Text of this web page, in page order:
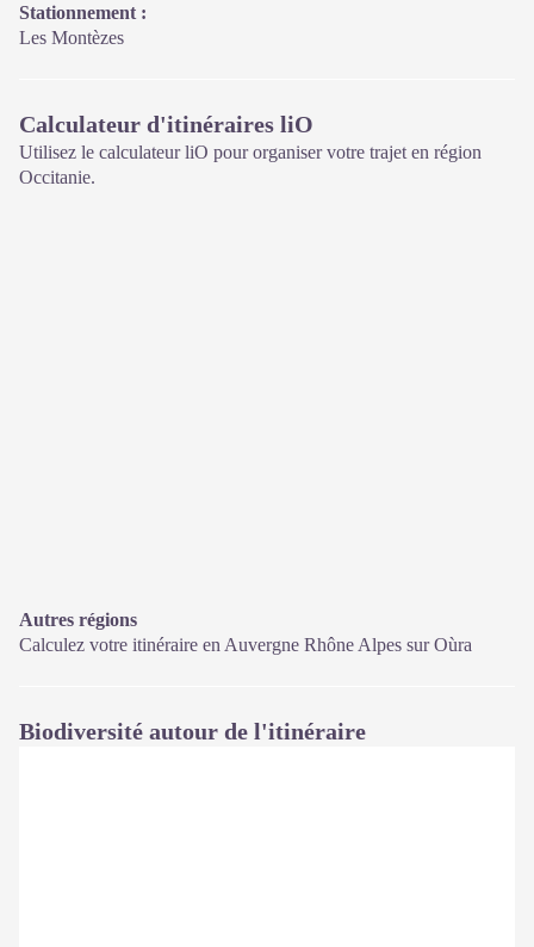
Stationnement :
Les Montèzes
Calculateur d'itinéraires liO
Utilisez le calculateur liO pour organiser votre trajet en région
Occitanie.
Autres régions
Calculez votre itinéraire en Auvergne Rhône Alpes surOùra
Biodiversité autour de l'itinéraire